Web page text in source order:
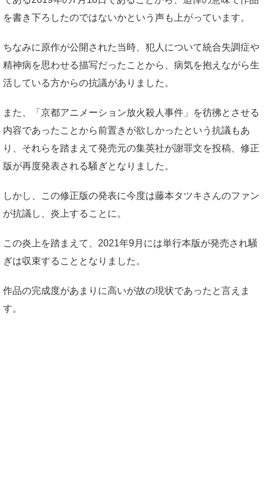
を書き下ろしたのではないかという声も上がっています。
ちなみに原作が公開された当時、犯人について統合失調症や
精神病を思わせる描写だったことから、病気を抱えながら生
活している方からの抗議がありました。
また、「京都アニメーション放火殺人事件」を彷彿とさせる
内容であったことから前置きが欲しかったという抗議もあ
り、それらを踏まえて発売元の集英社が謝罪文を投稿、修正
版が再度発表される騒ぎとなりました。
しかし、この修正版の発表に今度は藤本タツキさんのファン
が抗議し、炎上することに。
この炎上を踏まえて、2021年9月には単行本版が発売され騒
ぎは収束することとなりました。
作品の完成度があまりに高いが故の現状であったと言えま
す。